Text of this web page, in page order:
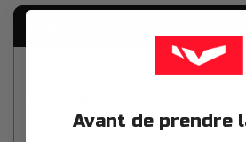
Space - Solid par 25
Avant de prendre